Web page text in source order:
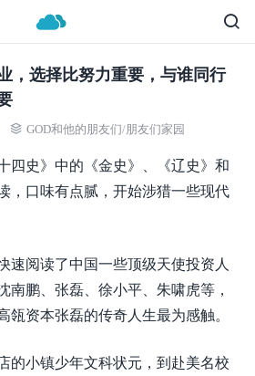
，选择比努力重要，与谁同行
GOD和他的朋友们/ 朋友们家园
四史》中的《金史》、《辽史》和
，口味有点腻，开始涉猎一些现代
速阅读了中国一些顶级天使投资人
南鹏、张磊、徐小平、朱啸虎等，
瓴资本张磊的传奇人生最为感触。
的小镇少年文科状元，到赴美名校